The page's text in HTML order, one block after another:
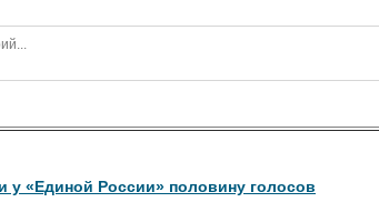
у «Единой России» половину голосов